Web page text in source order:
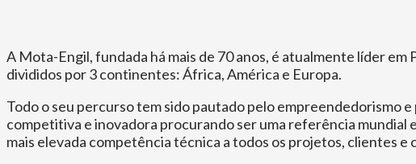
A Mota-Engil, fundada há mais de 70 anos, é atualmente líder
divididos por 3 continentes: África, América e Europa.
Todo o seu percurso tem sido pautado pelo empreendedorismo
competitiva e inovadora procurando ser uma referência mundial
mais elevada competência técnica a todos os projetos, clientes